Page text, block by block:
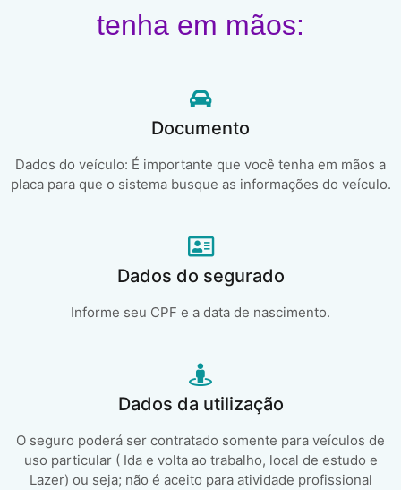
tenha em mãos:
Documento
Dados do veículo: É importante que você tenha em mãos a
placa para que o sistema busque as informações do veículo.
Dados do segurado
Informe seu CPF e a data de nascimento.
Dados da utilização
O seguro poderá ser contratado somente para veículos de
uso particular ( Ida e volta ao trabalho, local de estudo e
Lazer) ou seja; não é aceito para atividade profissional